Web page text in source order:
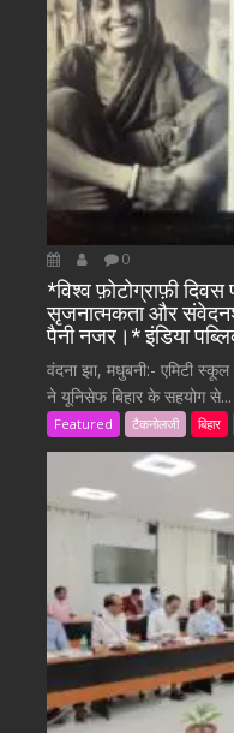
0
*विश्व फ़ोटोग्राफ़ी
सृजनात्मकता और
पैनी नजर।* इंडिया
वंदना झा, मधुबनी:- एमिटी
ने यूनिसेफ बिहार के सहयोग से...
Featured टैकनोलजी बिहार